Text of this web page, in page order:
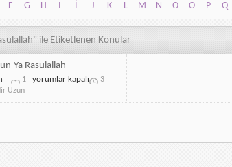
F G H I İ J K L M N O Ö P Q
F G H I İ J K L M N O Ö P Q
ile Etiketlenen Konular
Ya Rasulallah
1
Abdulkadir
Ya
yorumlar kapalı
3
Uzun